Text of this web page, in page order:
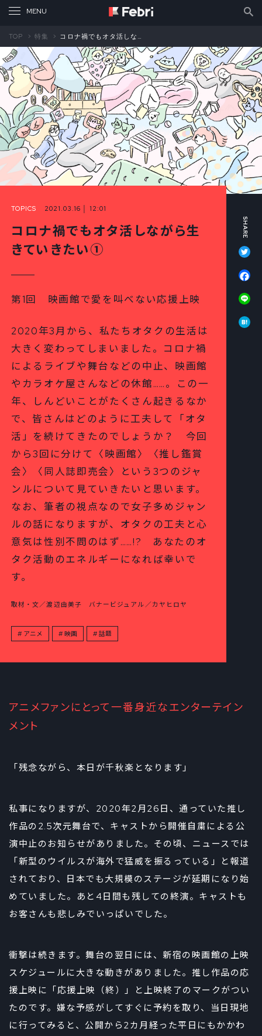
TOP 特集 コロナ禍でもオタ活しながら生きていきたい①
TOPICS 2021.03.16 │ 12:01
コロナ禍でもオタ活しながら生
きていきたい①
第1回 映画館で愛を叫べない応援上映
2020年3月から、私たちオタクの生活は
大きく変わってしまいました。コロナ禍
によるライブや舞台などの中止、映画館
やカラオケ屋さんなどの休館……。この一
年、しんどいことがたくさん起きるなか
で、皆さんはどのように工夫して「オタ
活」を続けてきたのでしょうか？ 今回
から3回に分けて〈映画館〉〈推し鑑賞
会〉〈同人誌即売会〉という3つのジャ
ンルについて見ていきたいと思います。
なお、筆者の視点なので女子多めジャン
ルの話になりますが、オタクの工夫と心
意気は性別不問のはず……!? あなたのオ
タク活動のエネルギーになれば幸いで
す。
取材・文／渡辺由美子 バナービジュアル／カヤヒロヤ
アニメ 映画 話題
アニメファンにとって一番身近なエンターテイン
メント
「残念ながら、本日が千秋楽となります」
私事になりますが、2020年2月26日、通っていた推し
作品の2.5次元舞台で、キャストから開催自粛による公
演中止のお知らせがありました。その頃、ニュースでは
「新型のウイルスが海外で猛威を振るっている」と報道
されており、日本でも大規模のステージが延期になり始
めていました。あと4日間も残しての終演。キャストも
お客さんも悲しみでいっぱいでした。
衝撃は続きます。舞台の翌日には、新宿の映画館の上映
スケジュールに大きな動きがありました。推し作品の応
援上映に「応援上映（終）」と上映終了のマークがつい
たのです。嫌な予感がしてすぐに予約を取り、当日現地
に行ってみると、公開から2カ月経った平日にもかかわ